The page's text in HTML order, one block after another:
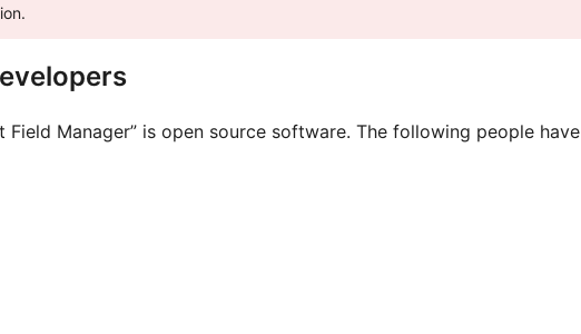
Field Manager” is open source software. The following people have